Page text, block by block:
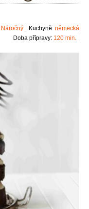
Kuchyně: německá
Náročný
Doba přípravy: 120 min.